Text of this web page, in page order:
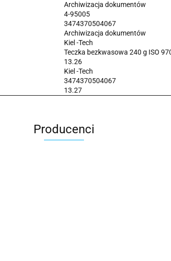
Archiwizacja dokumentów
4-95005
3474370504067
Archiwizacja dokumentów
Kiel -Tech
Teczka bezkwasowa 240 g ISO
13.26
Kiel -Tech
3474370504067
13.27
Producenci